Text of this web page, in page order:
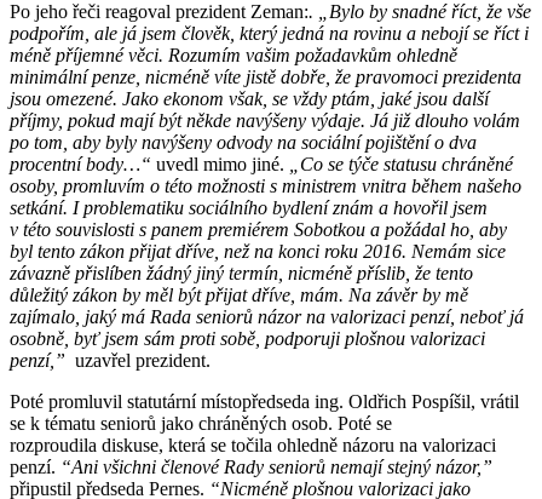
Po jeho řeči reagoval prezident Zeman:. „Bylo by snadné říct, že vše
podpořím, ale já jsem člověk, který jedná na rovinu a nebojí se říct i
méně příjemné věci. Rozumím vašim požadavkům ohledně
minimální penze, nicméně víte jistě dobře, že pravomoci prezidenta
jsou omezené. Jako ekonom však, se vždy ptám, jaké jsou další
příjmy, pokud mají být někde navýšeny výdaje. Já již dlouho volám
po tom, aby byly navýšeny odvody na sociální pojištění o dva
procentní body…“ uvedl mimo jiné.
„Co se týče statusu chráněné
osoby, promluvím o této možnosti s ministrem vnitra během našeho
setkání. I problematiku sociálního bydlení znám a hovořil jsem
v této souvislosti s panem premiérem Sobotkou a požádal ho, aby
byl tento zákon přijat dříve, než na konci roku 2016. Nemám sice
závazně přislíben žádný jiný termín, nicméně příslib, že tento
důležitý zákon by měl být přijat dříve, mám. Na závěr by mě
zajímalo, jaký má Rada seniorů názor na valorizaci penzí, neboť já
osobně, byť jsem sám proti sobě, podporuji plošnou valorizaci
penzí,” uzavřel prezident.
Poté promluvil statutární místopředseda ing. Oldřich Pospíšil, vrátil
se k tématu seniorů jako chráněných osob. Poté se
rozproudila diskuse, která se točila ohledně názoru na valorizaci
penzí. “Ani všichni členové Rady seniorů nemají stejný názor,”
připustil předseda Pernes. “Nicméně plošnou valorizaci jako